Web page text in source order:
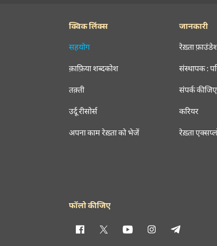
क्विक लिंक्स
सहयोग
क़ाफ़िया शब्दकोश
तक़्ती
उर्दू रीसोर्स
अपना काम रेख़्ता को भेजें
जानकारी
रेख़्ता
संस्थापक :
संपर्क कीजिए
करियर
रेख़्ता
फॉलो कीजिए